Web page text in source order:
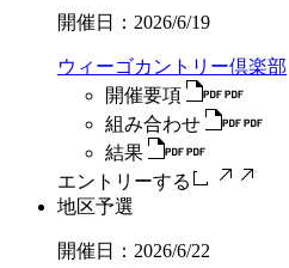
開催日： 2026/6/19
ウィーゴカントリー倶楽部
開催要項
組み合わせ
結果
エントリーする
地区予選
開催日： 2026/6/22